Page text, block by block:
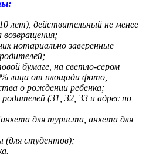
лет), действительный не менее
возвращения;
нотариально заверенные
бумаге, на светло-сером
лица от площади фото,
о рождении ребенка;
родителей (31, 32, 33 и адрес по
для туриста, анкета для
(для студентов);